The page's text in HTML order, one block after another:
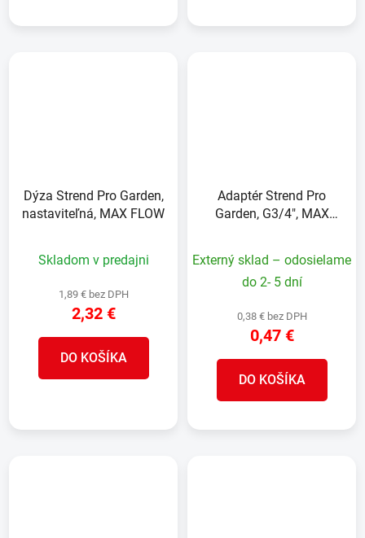
Dýza Strend Pro Garden,
nastaviteľná, MAX FLOW
Skladom v predajni
1,89 € bez DPH
2,32 €
DO KOŠÍKA
Adaptér Strend Pro
Garden, G3/4", MAX
Externý sklad – odosielame
do 2- 5 dní
0,38 € bez DPH
0,47 €
DO KOŠÍKA